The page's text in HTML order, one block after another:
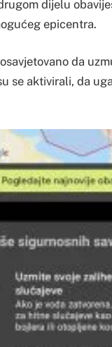
dijelu
epicentra.
da
se aktivirali, da